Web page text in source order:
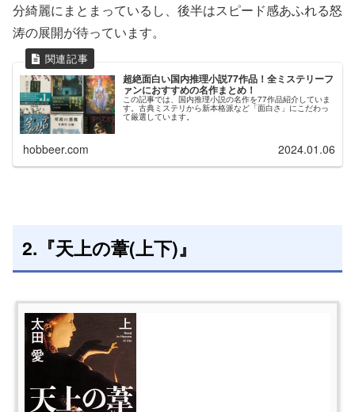
分綺麗にまとまっているし、後半はスピード感あふれる怒
涛の展開が待っています。
超絶面白い国内推理小説77作品！全ミステリーフ
ァンにおすすめの名作まとめ！
この記事では、国内推理小説の名作を77作品紹介していま
す。古典ミステリから新本格派など「面白さ」にこだわっ
て厳選しています。
hobbeer.com 2024.01.06
2.『天上の葦(上下)』